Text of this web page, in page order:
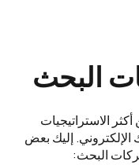
البحث
الاستراتيجيات
الإلكتروني. إليك بعض
البحث: